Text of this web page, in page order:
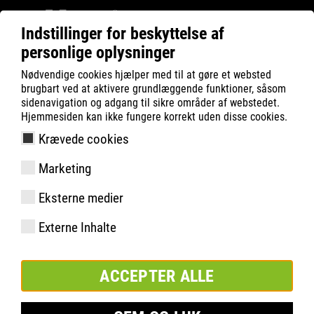
Indstillinger for beskyttelse af
personlige oplysninger
Nødvendige cookies hjælper med til at gøre et websted
brugbart ved at aktivere grundlæggende funktioner, såsom
sidenavigation og adgang til sikre områder af webstedet.
Hjemmesiden kan ikke fungere korrekt uden disse cookies.
Krævede cookies
Marketing
Eksterne medier
Externe Inhalte
ACCEPTER ALLE
ATLAS Company
Bæredygtighed
MATERIAL & WASTE
BÆREDYGTIGE MATERIALER